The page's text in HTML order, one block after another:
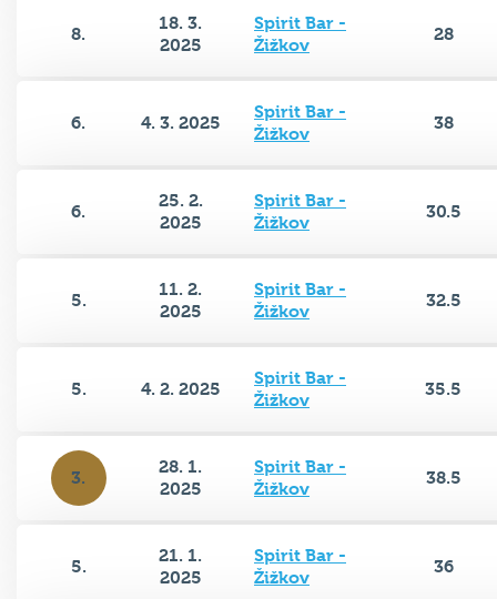
8.
18. 3.
2025
Spirit Bar -
Žižkov
28
6. 4. 3. 2025
Spirit Bar -
Žižkov
38
6.
25. 2.
2025
Spirit Bar -
Žižkov
30.5
5.
11. 2.
2025
Spirit Bar -
Žižkov
32.5
5. 4. 2. 2025
Spirit Bar -
Žižkov
35.5
3.
28. 1.
2025
Spirit Bar -
Žižkov
38.5
5.
21. 1.
2025
Spirit Bar -
Žižkov
36